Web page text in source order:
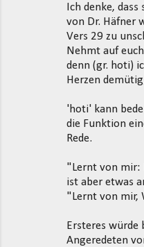
Ich denke,
von Dr. Häfner
Vers 29 zu
Nehmt auf
denn (gr. hoti)
Herzen
'hoti' kann
die Funktion
Rede.
"Lernt von mir:
ist aber etwas
"Lernt von mir,
Ersteres würde
Angeredeten